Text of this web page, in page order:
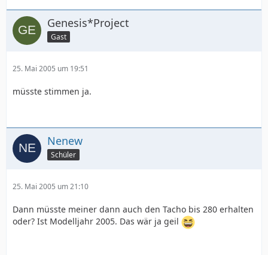
Genesis*Project
Gast
25. Mai 2005 um 19:51
müsste stimmen ja.
Nenew
Schüler
25. Mai 2005 um 21:10
Dann müsste meiner dann auch den Tacho bis 280 erhalten
oder? Ist Modelljahr 2005. Das wär ja geil